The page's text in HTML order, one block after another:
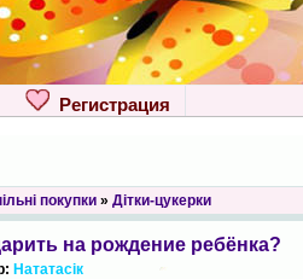
Регистрация
покупки» Дітки-цукерки
на рождение ребёнка?
Нататасік